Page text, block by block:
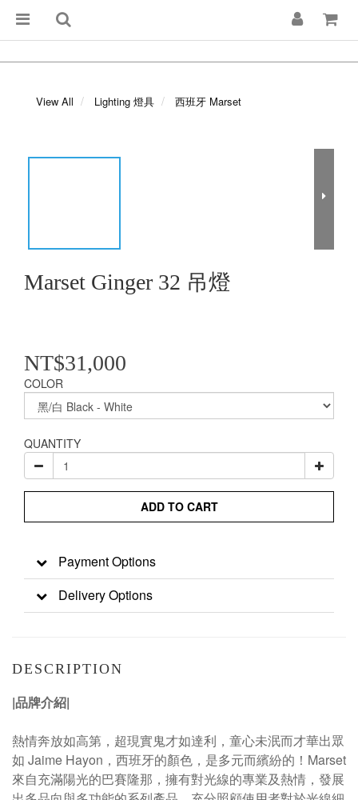
View All Lighting 燈具 西班牙 Marset
Marset Ginger 32 吊燈
NT$31,000
COLOR
QUANTITY
ADD TO CART
Payment Options
Delivery Options
DESCRIPTION
|品牌介紹|
熱情奔放如高第，超現實鬼才如達利，童心未泯而才華出眾
如 Jaime Hayon，西班牙的顏色，是多元而繽紛的！Marset
來自充滿陽光的巴賽隆那，擁有對光線的專業及熱情，發展